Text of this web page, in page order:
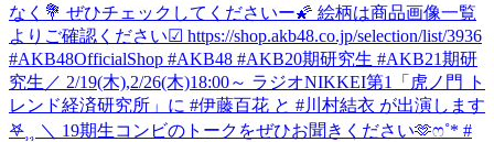
なく💐 ぜひチェックしてくださいー🌠 絵柄は商品画像一覧
よりご確認ください☑ https://shop.akb48.co.jp/selection/list/3936
#AKB48OfficialShop #AKB48 #AKB20期研究生 #AKB21期研
究生 ／ 2/19(木),2/26(木)18:00～ ラジオNIKKEI第1「虎ノ門 ト
レンド経済研究所」に #伊藤百花 と #川村結衣 が出演します
𖤐⸒⸒ ＼ 19期生コンビのトークをぜひお聞きください🫶ෆ˚* #